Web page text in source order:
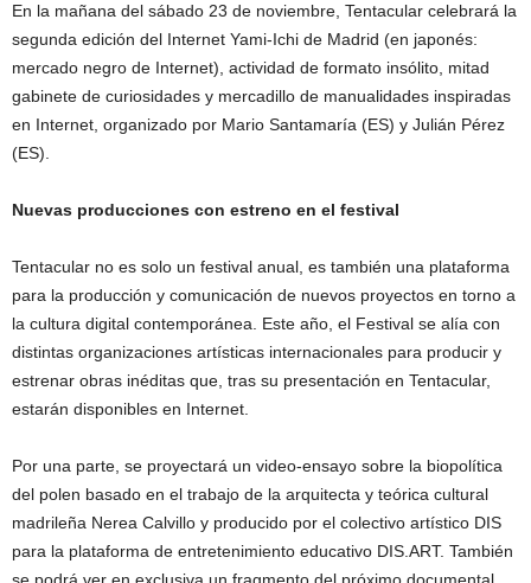
En la mañana del sábado 23 de noviembre, Tentacular celebrará la
segunda edición del Internet Yami-Ichi de Madrid (en japonés:
mercado negro de Internet), actividad de formato insólito, mitad
gabinete de curiosidades y mercadillo de manualidades inspiradas
en Internet, organizado por Mario Santamaría (ES) y Julián Pérez
(ES).
Nuevas producciones con estreno en el festival
Tentacular no es solo un festival anual, es también una plataforma
para la producción y comunicación de nuevos proyectos en torno a
la cultura digital contemporánea. Este año, el Festival se alía con
distintas organizaciones artísticas internacionales para producir y
estrenar obras inéditas que, tras su presentación en Tentacular,
estarán disponibles en Internet.
Por una parte, se proyectará un video-ensayo sobre la biopolítica
del polen basado en el trabajo de la arquitecta y teórica cultural
madrileña Nerea Calvillo y producido por el colectivo artístico DIS
para la plataforma de entretenimiento educativo DIS.ART. También